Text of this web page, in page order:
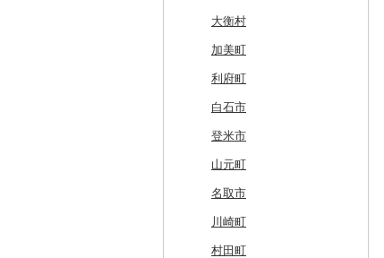
森町
稚内市
標津町
清里町
北斗市
留萌市
白糠町
釧路町
名寄市
六ヶ所村
東北町
三戸町
東通村
黒石市
おいらせ町
鶴田町
階上町
深浦町
釜石市
野田村
普代村
一戸町
陸前高田市
紫波町
滝沢市
住田町
葛巻町
大衡村
加美町
利府町
白石市
登米市
山元町
名取市
川崎町
村田町